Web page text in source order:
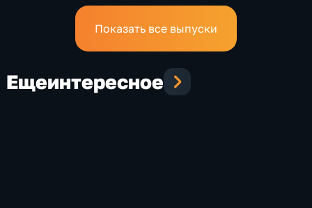
Показать все выпуски
Ещеинтересное